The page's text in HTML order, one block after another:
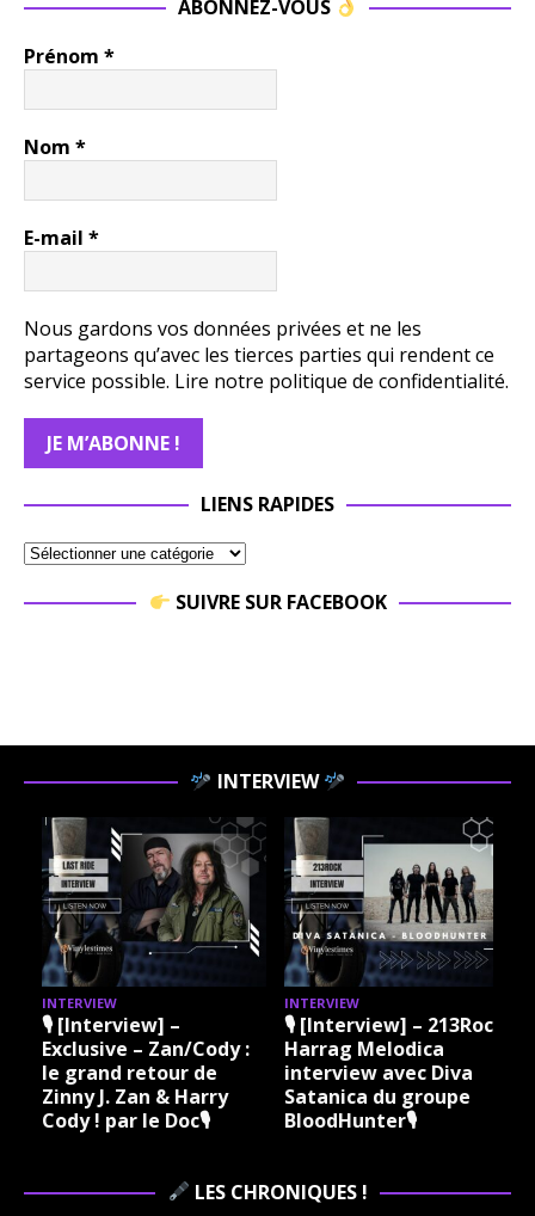
ABONNEZ-VOUS
Prénom *
Nom *
E-mail *
Nous gardons vos données privées et ne les
partageons qu’avec les tierces parties qui rendent ce
service possible. Lire notre politique de confidentialité.
LIENS RAPIDES
SUIVRE SUR FACEBOOK
INTERVIEW
INTERVIEW
🎙 [Interview] –
Exclusive – Zan/Cody :
le grand retour de
Zinny J. Zan & Harry
Cody ! par le Doc🎙
INTERVIEW
🎙 [Interview] – 213Rock
Harrag Melodica
interview avec Diva
Satanica du groupe
BloodHunter🎙
LES CHRONIQUES !